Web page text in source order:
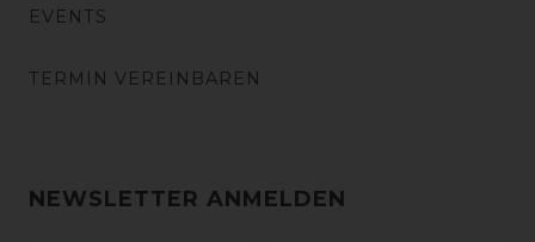
EVENTS
TERMIN VEREINBAREN
NEWSLETTER ANMELDEN